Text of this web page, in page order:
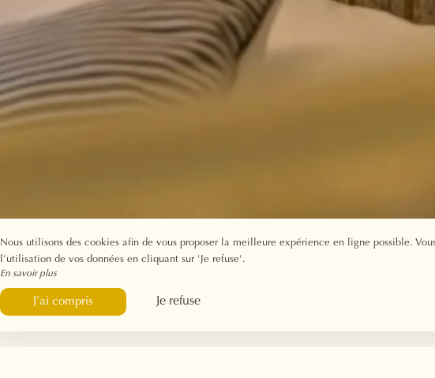
Nous utilisons des cookies afin de vous proposer la meilleure expérience en ligne possible.
l’utilisation de vos données en cliquant sur 'Je refuse'.
En savoir plus
J’ai compris Je refuse